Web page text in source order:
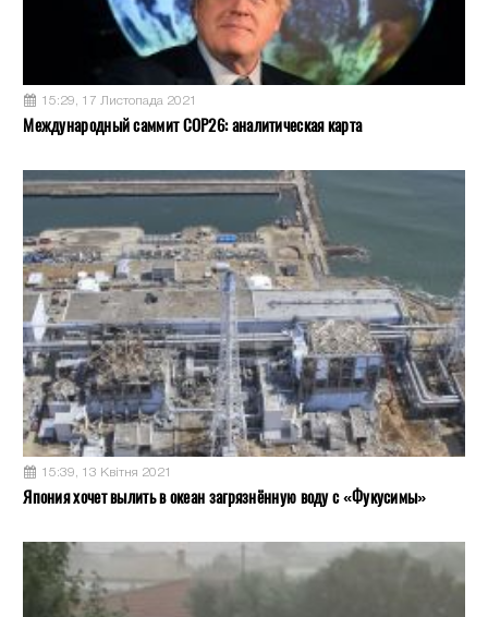
15:29, 17 Листопада 2021
Международный саммит COP26: аналитическая карта
15:39, 13 Квітня 2021
Япония хочет вылить в океан загрязнённую воду с «Фукусимы»